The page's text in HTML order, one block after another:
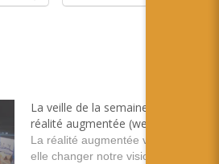
La veille de la semaine en
réalité augmentée (weekly)
La réalité augmentée va-t-
elle changer notre vision du